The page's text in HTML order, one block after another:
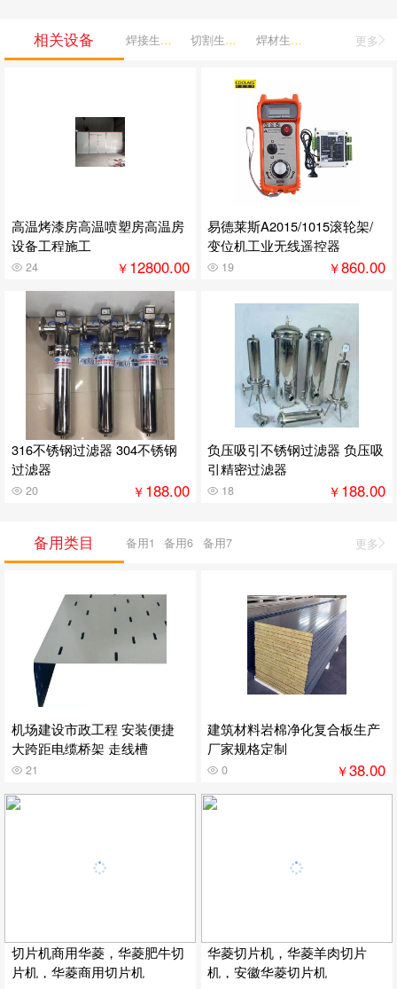
相关设备 焊接生产机械 切割生产机械 焊材生产机械 更多
高温烤漆房高温喷塑房高温房
设备工程施工
24 ￥12800.00
易德莱斯A2015/1015滚轮架/
变位机工业无线遥控器
19 ￥860.00
316不锈钢过滤器 304不锈钢
过滤器
20 ￥188.00
负压吸引不锈钢过滤器 负压吸
引精密过滤器
18 ￥188.00
备用类目 备用1 备用6 备用7 更多
机场建设市政工程 安装便捷
大跨距电缆桥架 走线槽
21
建筑材料岩棉净化复合板生产
厂家规格定制
0 ￥38.00
切片机商用华菱，华菱肥牛切
片机，华菱商用切片机
华菱切片机，华菱羊肉切片
机，安徽华菱切片机